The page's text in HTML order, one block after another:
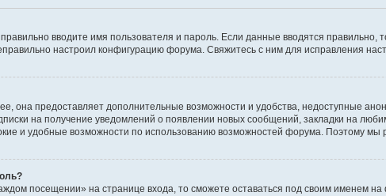
вводите имя пользователя и пароль. Если данные вводятся
настроил конфигурацию форума. Свяжитесь с ним для исправления
она предоставляет дополнительные возможности и удобства, недоступные
на получение уведомлений о появлении новых сообщений, закладки на
и удобные возможности по использованию возможностей форума. Поэтому мы
посещении» на странице входа, то сможете оставаться под своим именем